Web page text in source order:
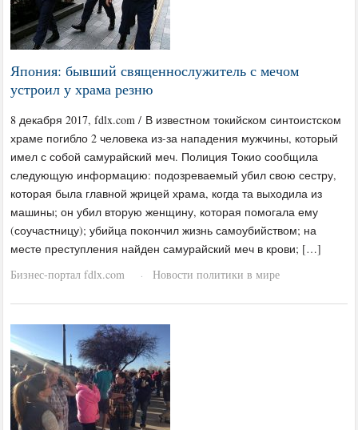
Япония: бывший священнослужитель с мечом
устроил у храма резню
8 декабря 2017, fdlx.com / В известном токийском синтоистском
храме погибло 2 человека из-за нападения мужчины, который
имел с собой самурайский меч. Полиция Токио сообщила
следующую информацию: подозреваемый убил свою сестру,
которая была главной жрицей храма, когда та выходила из
машины; он убил вторую женщину, которая помогала ему
(соучастницу); убийца покончил жизнь самоубийством; на
месте преступления найден самурайский меч в крови; […]
Бизнес-портал fdlx.com
· Новости политики в мире